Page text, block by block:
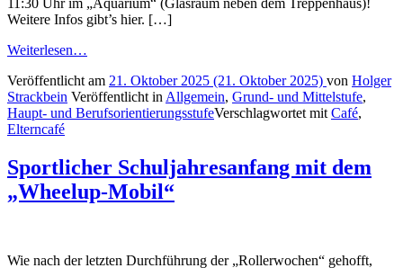
11:30 Uhr im „Aquarium“ (Glasraum neben dem Treppenhaus)!
Weitere Infos gibt’s hier. […]
Weiterlesen…
Veröffentlicht am 21. Oktober 2025 (21. Oktober 2025) von Holger
Strackbein Veröffentlicht in Allgemein, Grund- und Mittelstufe,
Haupt- und BerufsorientierungsstufeVerschlagwortet mit Café,
Elterncafé
Sportlicher Schuljahresanfang mit dem
„Wheelup-Mobil“
Wie nach der letzten Durchführung der „Rollerwochen“ gehofft,